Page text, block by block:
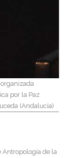
por la Paz
(Andalucía)
Antropología de la